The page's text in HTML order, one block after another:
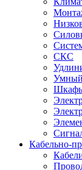
СКС
Кабельно-